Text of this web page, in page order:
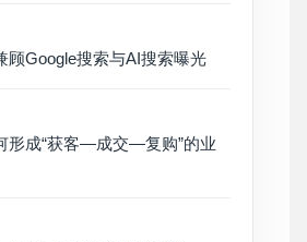
顾Google搜索与AI搜索曝光
形成“获客—成交—复购”的业